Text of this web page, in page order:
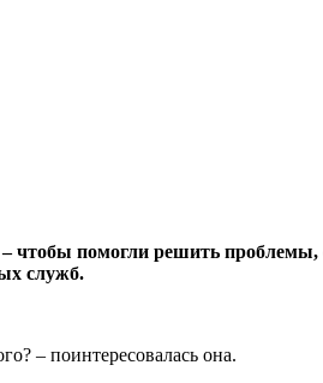
помогли решить
служб.
– поинтересовалась она.